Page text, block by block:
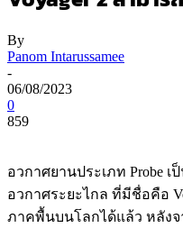
By
Panom Intarussamee
-
06/08/2023
0
859
อวกาศยานประเภท Probe
อวกาศระยะไกล ที่มีชื่อคือ
ภาคพื้นบนโลกได้แล้ว หลัง